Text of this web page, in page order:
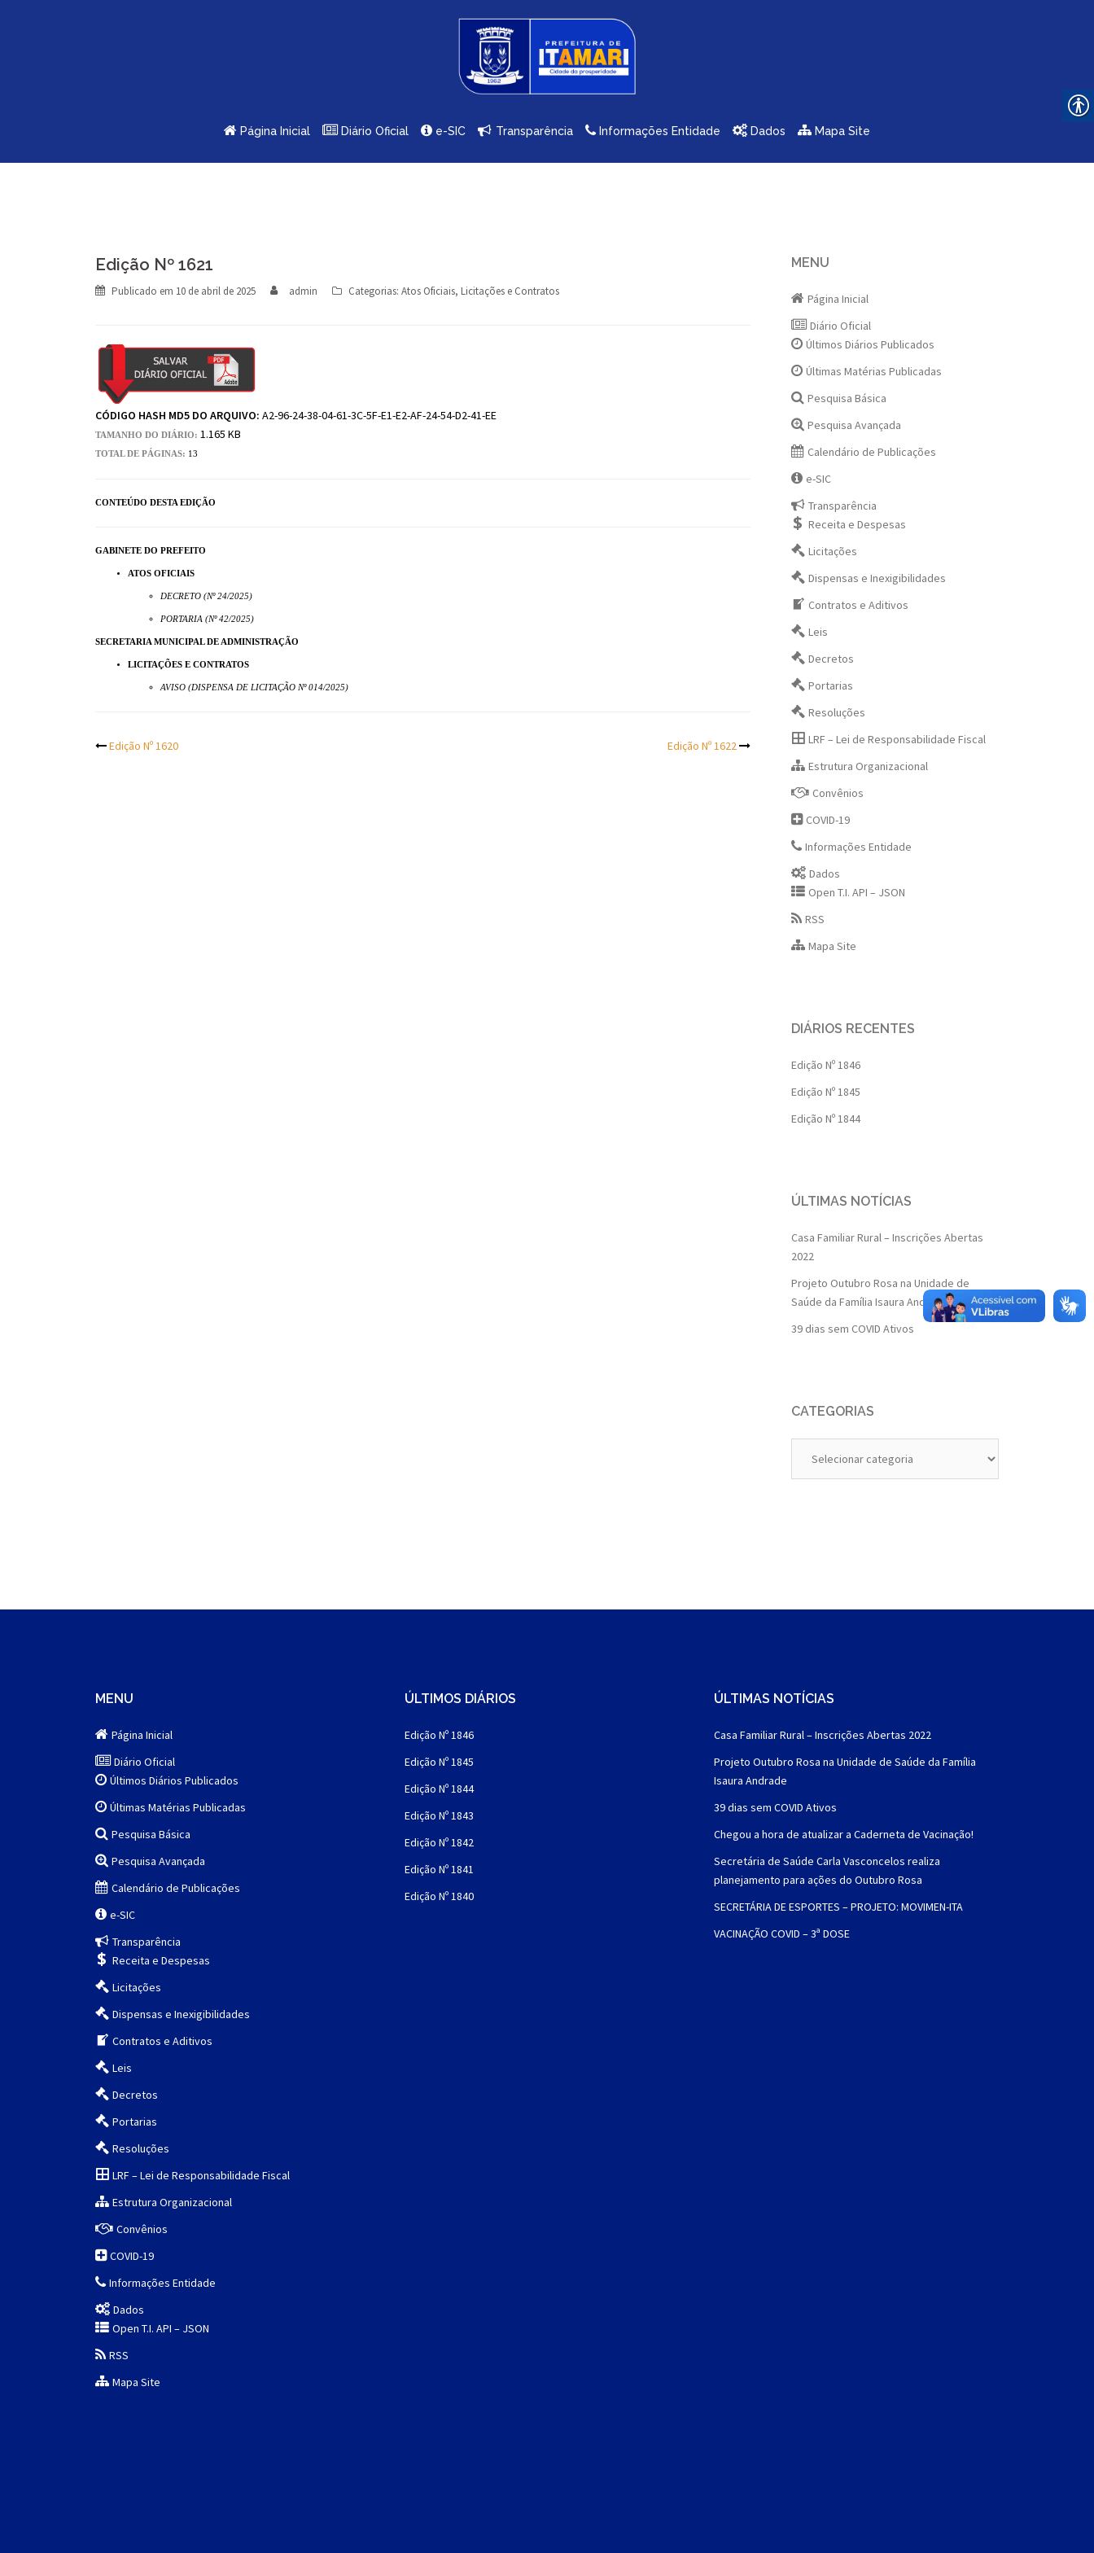
Página Inicial Diário Oficial e-SIC Transparência Informações Entidade Dados Mapa Site
Edição Nº 1621
Publicado em 10 de abril de 2025 admin Categorias: Atos Oficiais, Licitações e Contratos
CÓDIGO HASH MD5 DO ARQUIVO: A2-96-24-38-04-61-3C-5F-E1-E2-AF-24-54-D2-41-EE
TAMANHO DO DIÁRIO: 1.165 KB
TOTAL DE PÁGINAS: 13
CONTEÚDO DESTA EDIÇÃO
GABINETE DO PREFEITO
ATOS OFICIAIS
DECRETO (Nº 24/2025)
PORTARIA (Nº 42/2025)
SECRETARIA MUNICIPAL DE ADMINISTRAÇÃO
LICITAÇÕES E CONTRATOS
AVISO (DISPENSA DE LICITAÇÃO Nº 014/2025)
Post
Edição Nº 1620 Edição Nº 1622
MENU
Página Inicial
Diário Oficial
Últimos Diários Publicados
Últimas Matérias Publicadas
Pesquisa Básica
Pesquisa Avançada
Calendário de Publicações
e-SIC
Transparência
Receita e Despesas
Licitações
Dispensas e Inexigibilidades
Contratos e Aditivos
Leis
Decretos
Portarias
Resoluções
LRF – Lei de Responsabilidade Fiscal
Estrutura Organizacional
Convênios
COVID-19
Informações Entidade
Dados
Open T.I. API – JSON
RSS
Mapa Site
DIÁRIOS RECENTES
Edição Nº 1846
Edição Nº 1845
Edição Nº 1844
ÚLTIMAS NOTÍCIAS
Casa Familiar Rural – Inscrições Abertas
2022
Projeto Outubro Rosa na Unidade de
Saúde da Família Isaura Andrade
39 dias sem COVID Ativos
CATEGORIAS
MENU
Página Inicial
Diário Oficial
Últimos Diários Publicados
Últimas Matérias Publicadas
Pesquisa Básica
Pesquisa Avançada
Calendário de Publicações
e-SIC
Transparência
Receita e Despesas
Licitações
Dispensas e Inexigibilidades
Contratos e Aditivos
Leis
Decretos
Portarias
Resoluções
LRF – Lei de Responsabilidade Fiscal
Estrutura Organizacional
Convênios
COVID-19
Informações Entidade
Dados
Open T.I. API – JSON
RSS
Mapa Site
ÚLTIMOS DIÁRIOS
Edição Nº 1846
Edição Nº 1845
Edição Nº 1844
Edição Nº 1843
Edição Nº 1842
Edição Nº 1841
Edição Nº 1840
ÚLTIMAS NOTÍCIAS
Casa Familiar Rural – Inscrições Abertas 2022
Projeto Outubro Rosa na Unidade de Saúde da Família
Isaura Andrade
39 dias sem COVID Ativos
Chegou a hora de atualizar a Caderneta de Vacinação!
Secretária de Saúde Carla Vasconcelos realiza
planejamento para ações do Outubro Rosa
SECRETÁRIA DE ESPORTES – PROJETO: MOVIMEN-ITA
VACINAÇÃO COVID – 3ª DOSE